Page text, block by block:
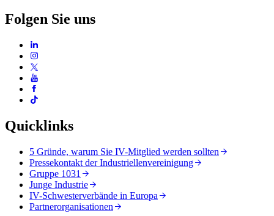
Folgen Sie uns
Quicklinks
5 Gründe, warum Sie IV-Mitglied werden sollten
Pressekontakt der Industriellenvereinigung
Gruppe 1031
Junge Industrie
IV-Schwesterverbände in Europa
Partnerorganisationen